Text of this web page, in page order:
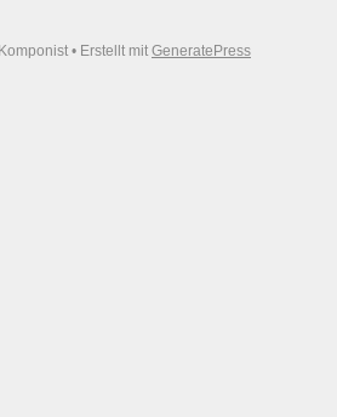
• Erstellt mit GeneratePress